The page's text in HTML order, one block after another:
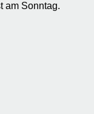
am Sonntag.